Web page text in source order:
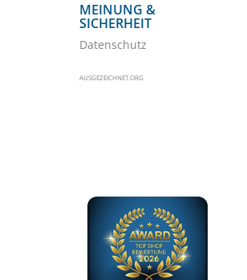
MEINUNG &
SICHERHEIT
Datenschutz
AUSGEZEICHNET.ORG